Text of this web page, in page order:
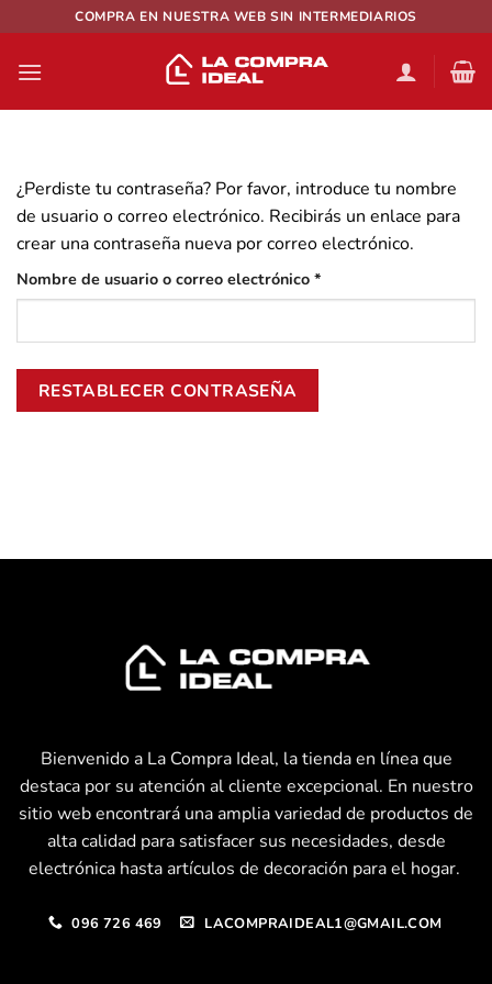
al
contenido
COMPRA EN NUESTRA WEB SIN INTERMEDIARIOS
¿Perdiste tu contraseña? Por favor, introduce tu nombre
de usuario o correo electrónico. Recibirás un enlace para
crear una contraseña nueva por correo electrónico.
Nombre de usuario o correo electrónico *
RESTABLECER CONTRASEÑA
Bienvenido a La Compra Ideal, la tienda en línea que
destaca por su atención al cliente excepcional. En nuestro
sitio web encontrará una amplia variedad de productos de
alta calidad para satisfacer sus necesidades, desde
electrónica hasta artículos de decoración para el hogar.
096 726 469 LACOMPRAIDEAL1@GMAIL.COM